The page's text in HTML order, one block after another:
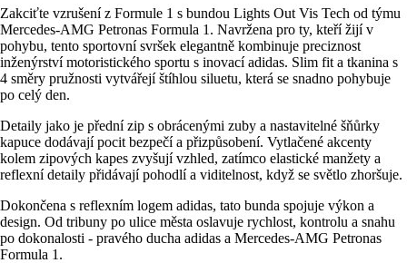
Zakciťte vzrušení z Formule 1 s bundou Lights Out Vis Tech od týmu
Mercedes-AMG Petronas Formula 1. Navržena pro ty, kteří žijí v
pohybu, tento sportovní svršek elegantně kombinuje preciznost
inženýrství motoristického sportu s inovací adidas. Slim fit a tkanina s
4 směry pružnosti vytvářejí štíhlou siluetu, která se snadno pohybuje
po celý den.
Detaily jako je přední zip s obrácenými zuby a nastavitelné šňůrky
kapuce dodávají pocit bezpečí a přizpůsobení. Vytlačené akcenty
kolem zipových kapes zvyšují vzhled, zatímco elastické manžety a
reflexní detaily přidávají pohodlí a viditelnost, když se světlo zhoršuje.
Dokončena s reflexním logem adidas, tato bunda spojuje výkon a
design. Od tribuny po ulice města oslavuje rychlost, kontrolu a snahu
po dokonalosti - pravého ducha adidas a Mercedes-AMG Petronas
Formula 1.